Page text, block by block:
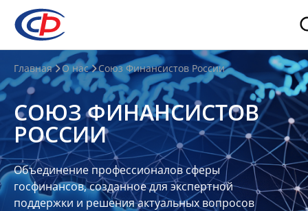
О
нас
О
СФР
Совет
Союза
Участники
Главная О нас Союз Финансистов России
СОЮЗ ФИНАНСИСТОВ
РОССИИ
Объединение профессионалов сферы
госфинансов, созданное для экспертной
поддержки и решения актуальных вопросов